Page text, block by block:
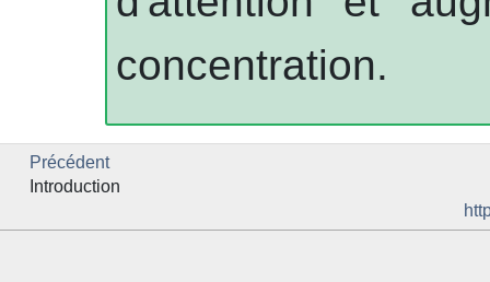
concentration.
Précédent
Introduction